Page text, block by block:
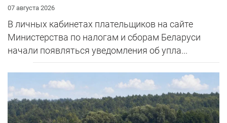
07 августа 2026
В личных кабинетах плательщиков на сайте
Министерства по налогам и сборам Беларуси
начали появляться уведомления об упла...